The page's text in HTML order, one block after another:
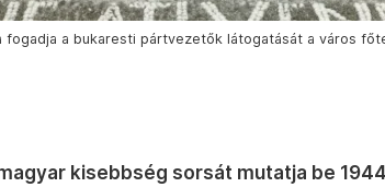
a bukaresti pártvezetők látogatását a város
kisebbség sorsát mutatja be